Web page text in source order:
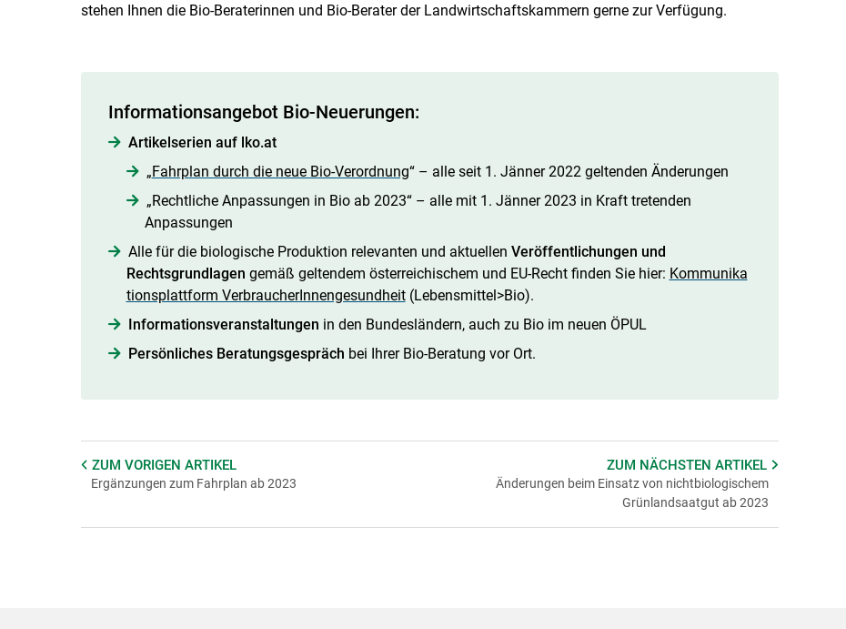
stehen Ihnen die Bio-Beraterinnen und Bio-Berater der Landwirtschaftskammern gerne zur Verfügung.
Informationsangebot Bio-Neuerungen:
Artikelserien auf lko.at
„Fahrplan durch die neue Bio-Verordnung“ – alle seit 1. Jänner 2022 geltenden Änderungen
„Rechtliche Anpassungen in Bio ab 2023“ – alle mit 1. Jänner 2023 in Kraft tretenden
Anpassungen
Alle für die biologische Produktion relevanten und aktuellen Veröffentlichungen und
Rechtsgrundlagen gemäß geltendem österreichischem und EU-Recht finden Sie hier: Kommunika
tionsplattform VerbraucherInnengesundheit(Lebensmittel>Bio).
Informationsveranstaltungen in den Bundesländern, auch zu Bio im neuen ÖPUL
Persönliches Beratungsgespräch bei Ihrer Bio-Beratung vor Ort.
ZUM VORIGEN ARTIKEL
Ergänzungen zum Fahrplan ab 2023
ZUM NÄCHSTENARTIKEL
Änderungen beim Einsatz von nichtbiologischem
Grünlandsaatgut ab 2023